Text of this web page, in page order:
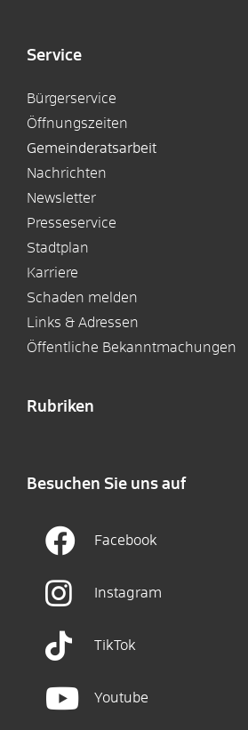
Service
Bürgerservice
Öffnungszeiten
Gemeinderatsarbeit
Nachrichten
Newsletter
Presseservice
Stadtplan
Karriere
Schaden melden
Links & Adressen
Öffentliche Bekanntmachungen
Rubriken
Besuchen Sie uns auf
Facebook
Instagram
TikTok
Youtube